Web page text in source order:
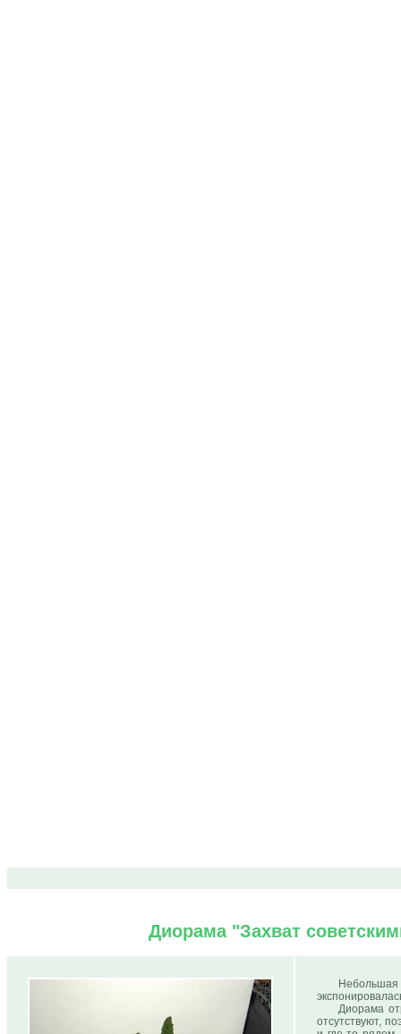
Диорама "Захват
Небольшая
Диорама
отсутствуют,